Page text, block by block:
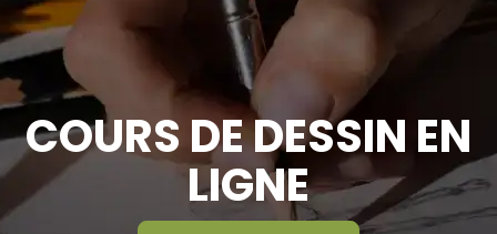
COURS DE DESSIN EN
LIGNE